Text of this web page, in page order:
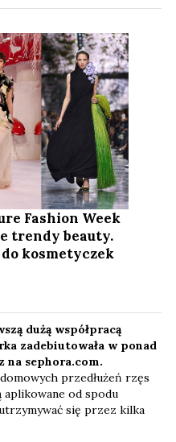
Fashion Week
trendy beauty.
kosmetyczek
dużą współpracą
zadebiutowała w ponad
na sephora.com.
przedłużeń rzęs
od spodu
się przez kilka